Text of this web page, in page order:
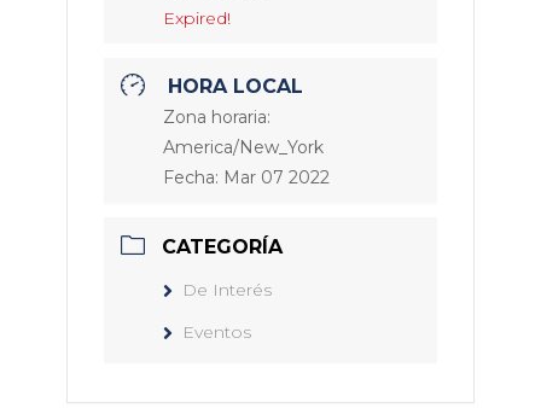
Expired!
HORA LOCAL
Zona horaria:
America/New_York
Fecha: Mar 07 2022
CATEGORÍA
De Interés
Eventos